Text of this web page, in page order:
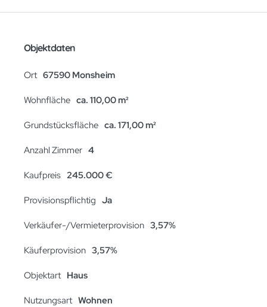
Objektdaten
Ort 67590 Monsheim
Wohnfläche ca. 110,00 m²
Grundstücksfläche ca. 171,00 m²
Anzahl Zimmer 4
Kaufpreis 245.000 €
Provisionspflichtig Ja
Verkäufer-/Vermieterprovision 3,57%
Käuferprovision 3,57%
Objektart Haus
Nutzungsart Wohnen